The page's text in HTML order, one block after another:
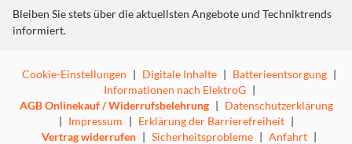
Bleiben Sie stets über die aktuellsten Angebote und Techniktrends
informiert.
Cookie-Einstellungen | Digitale Inhalte | Batterieentsorgung |
Informationen nach ElektroG |
AGB Onlinekauf / Widerrufsbelehrung | Datenschutzerklärung
| Impressum | Erklärung der Barrierefreiheit |
Vertrag widerrufen | Sicherheitsprobleme | Anfahrt |